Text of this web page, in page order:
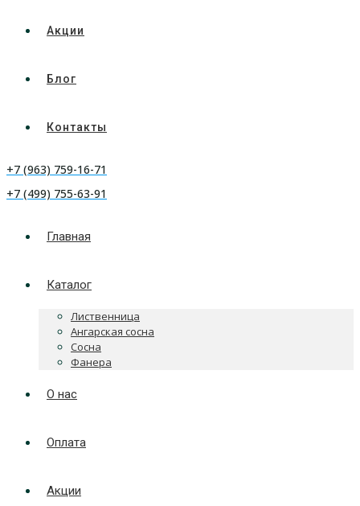
Акции
Блог
Контакты
+7 (963) 759-16-71
+7 (499) 755-63-91
Главная
Каталог
Лиственница
Ангарская сосна
Сосна
Фанера
О нас
Оплата
Акции